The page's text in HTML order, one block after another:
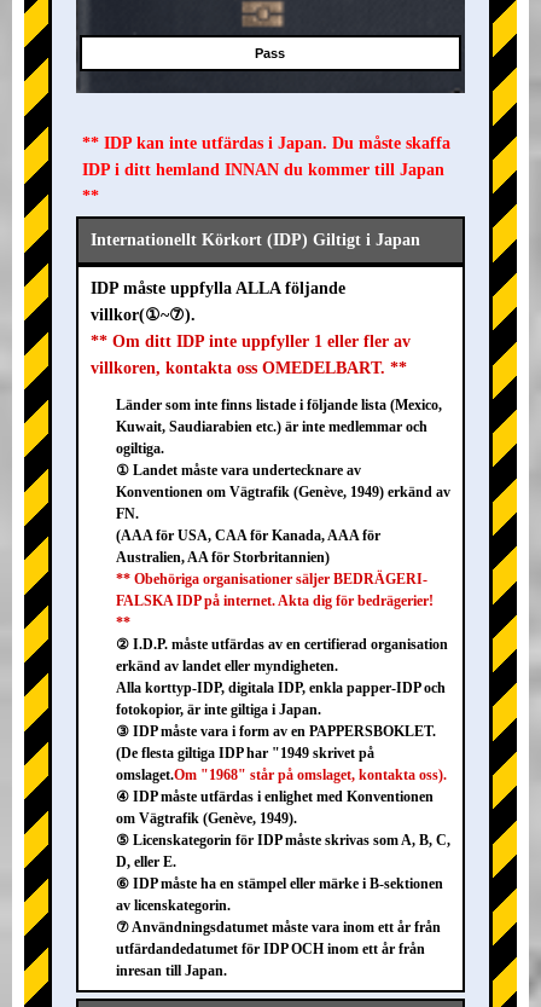
Pass
** IDP kan inte utfärdas i Japan. Du måste skaffa
IDP i ditt hemland INNAN du kommer till Japan
**
Internationellt Körkort (IDP) Giltigt i Japan
IDP måste uppfylla ALLA följande
villkor(①~⑦).
** Om ditt IDP inte uppfyller 1 eller fler av
villkoren, kontakta oss OMEDELBART. **
Länder som inte finns listade i följande lista (Mexico,
Kuwait, Saudiarabien etc.) är inte medlemmar och
ogiltiga.
① Landet måste vara undertecknare av
Konventionen om Vägtrafik (Genève, 1949) erkänd av
FN.
(AAA för USA, CAA för Kanada, AAA för
Australien, AA för Storbritannien)
** Obehöriga organisationer säljer BEDRÄGERI-
FALSKA IDP på internet. Akta dig för bedrägerier!
**
② I.D.P. måste utfärdas av en certifierad organisation
erkänd av landet eller myndigheten.
Alla korttyp-IDP, digitala IDP, enkla papper-IDP och
fotokopior, är inte giltiga i Japan.
③ IDP måste vara i form av en PAPPERSBOKLET.
(De flesta giltiga IDP har "1949 skrivet på
omslaget.Om "1968" står på omslaget, kontakta oss).
④ IDP måste utfärdas i enlighet med Konventionen
om Vägtrafik (Genève, 1949).
⑤ Licenskategorin för IDP måste skrivas som A, B, C,
D, eller E.
⑥ IDP måste ha en stämpel eller märke i B-sektionen
av licenskategorin.
⑦ Användningsdatumet måste vara inom ett år från
utfärdandedatumet för IDP OCH inom ett år från
inresan till Japan.